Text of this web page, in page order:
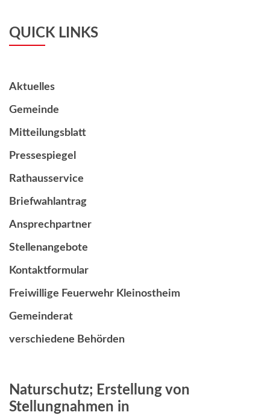
QUICK LINKS
Aktuelles
Gemeinde
Mitteilungsblatt
Pressespiegel
Rathausservice
Briefwahlantrag
Ansprechpartner
Stellenangebote
Kontaktformular
Freiwillige Feuerwehr Kleinostheim
Gemeinderat
verschiedene Behörden
Naturschutz; Erstellung von
Stellungnahmen in